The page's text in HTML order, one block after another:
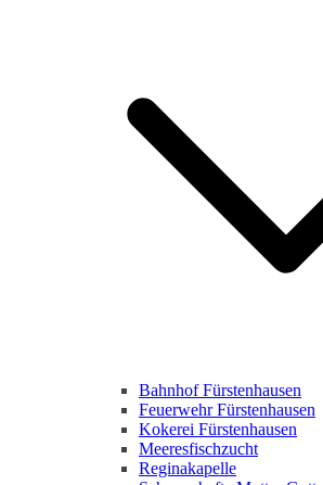
Bahnhof Fürstenhausen
Feuerwehr Fürstenhausen
Kokerei Fürstenhausen
Meeresfischzucht
Reginakapelle